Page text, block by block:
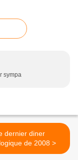
sympa
dernier diner
oenologique de 2008 >